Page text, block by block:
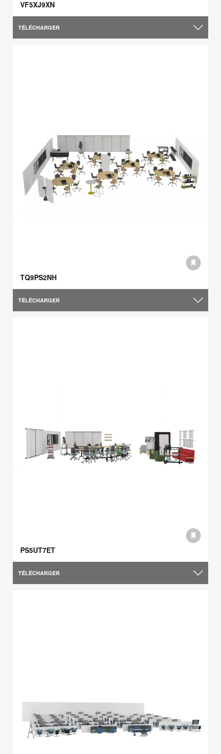
VF5XJ9XN
TÉLÉCHARGER
TQ9PS2NH
TÉLÉCHARGER
PS5UT7ET
TÉLÉCHARGER